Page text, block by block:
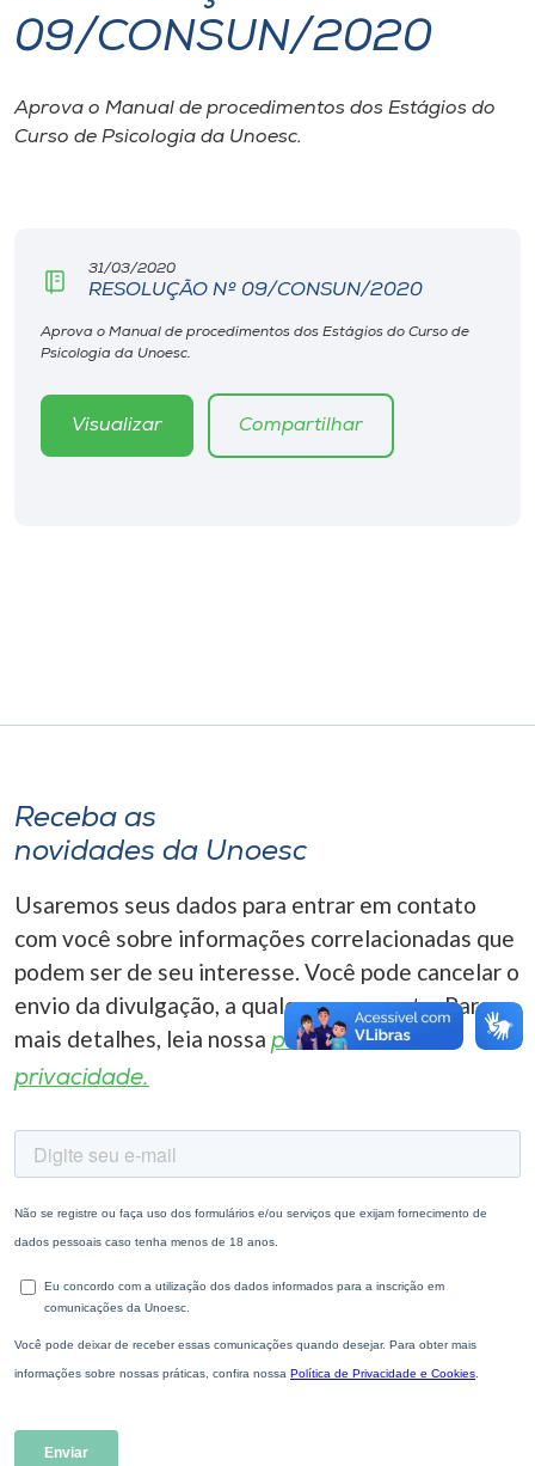
I.nova
Diplomados
CPA
Biblioteca
Editora
A-
09/CONSUN/2020
Aprova o Manual de procedimentos dos Estágios do
Curso de Psicologia da Unoesc.
31/03/2020
RESOLUÇÃO Nº 09/CONSUN/2020
Aprova o Manual de procedimentos dos Estágios do Curso de
Psicologia da Unoesc.
Visualizar Compartilhar
Receba as
novidades da Unoesc
Usaremos seus dados para entrar em contato
com você sobre informações correlacionadas que
podem ser de seu interesse. Você pode cancelar o
envio da divulgação, a qualquer momento. Para
mais detalhes, leia nossa política de
privacidade.